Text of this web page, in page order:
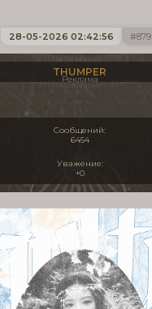
879
28-05-2026 02:42:56
THUMPER
Реклама
Сообщений:
6454
Уважение:
+0